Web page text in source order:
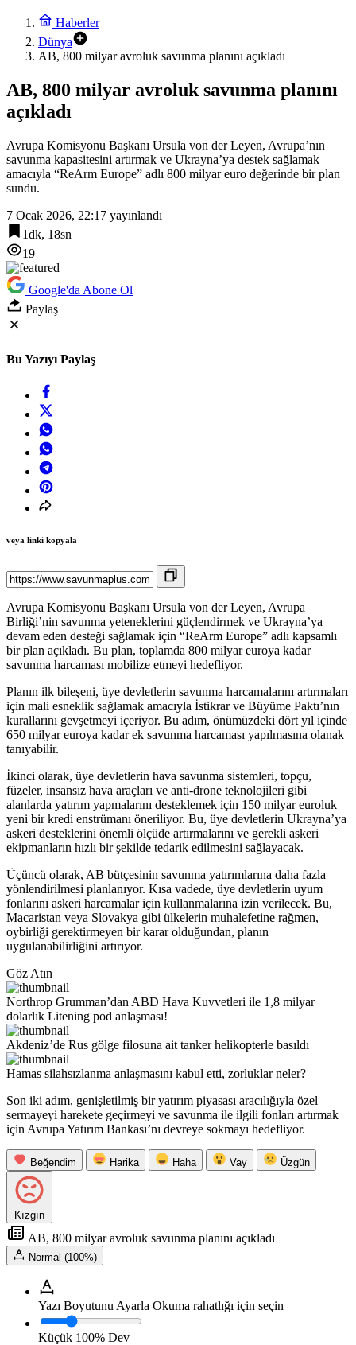
Haberler
Dünya
AB, 800 milyar avroluk savunma planını açıkladı
AB, 800 milyar avroluk savunma planını
açıkladı
Avrupa Komisyonu Başkanı Ursula von der Leyen, Avrupa’nın
savunma kapasitesini artırmak ve Ukrayna’ya destek sağlamak
amacıyla “ReArm Europe” adlı 800 milyar euro değerinde bir plan
sundu.
7 Ocak 2026, 22:17 yayınlandı
1dk, 18sn
19
Google'da Abone Ol
Paylaş
Bu Yazıyı Paylaş
veya linki kopyala
Avrupa Komisyonu Başkanı Ursula von der Leyen, Avrupa
Birliği’nin savunma yeteneklerini güçlendirmek ve Ukrayna’ya
devam eden desteği sağlamak için “ReArm Europe” adlı kapsamlı
bir plan açıkladı. Bu plan, toplamda 800 milyar euroya kadar
savunma harcaması mobilize etmeyi hedefliyor.
Planın ilk bileşeni, üye devletlerin savunma harcamalarını artırmaları
için mali esneklik sağlamak amacıyla İstikrar ve Büyüme Paktı’nın
kurallarını gevşetmeyi içeriyor. Bu adım, önümüzdeki dört yıl içinde
650 milyar euroya kadar ek savunma harcaması yapılmasına olanak
tanıyabilir.
İkinci olarak, üye devletlerin hava savunma sistemleri, topçu,
füzeler, insansız hava araçları ve anti-drone teknolojileri gibi
alanlarda yatırım yapmalarını desteklemek için 150 milyar euroluk
yeni bir kredi enstrümanı öneriliyor. Bu, üye devletlerin Ukrayna’ya
askeri desteklerini önemli ölçüde artırmalarını ve gerekli askeri
ekipmanların hızlı bir şekilde tedarik edilmesini sağlayacak.
Üçüncü olarak, AB bütçesinin savunma yatırımlarına daha fazla
yönlendirilmesi planlanıyor. Kısa vadede, üye devletlerin uyum
fonlarını askeri harcamalar için kullanmalarına izin verilecek. Bu,
Macaristan veya Slovakya gibi ülkelerin muhalefetine rağmen,
oybirliği gerektirmeyen bir karar olduğundan, planın
uygulanabilirliğini artırıyor.
Göz Atın
Northrop Grumman’dan ABD Hava Kuvvetleri ile 1,8 milyar
dolarlık Litening pod anlaşması!
Akdeniz’de Rus gölge filosuna ait tanker helikopterle basıldı
Hamas silahsızlanma anlaşmasını kabul etti, zorluklar neler?
Son iki adım, genişletilmiş bir yatırım piyasası aracılığıyla özel
sermayeyi harekete geçirmeyi ve savunma ile ilgili fonları artırmak
için Avrupa Yatırım Bankası’nı devreye sokmayı hedefliyor.
Beğendim Harika Haha Vay Üzgün
Kızgın
AB, 800 milyar avroluk savunma planını açıkladı
Normal (100%)
Yazı Boyutunu Ayarla Okuma rahatlığı için seçin
Küçük 100% Dev